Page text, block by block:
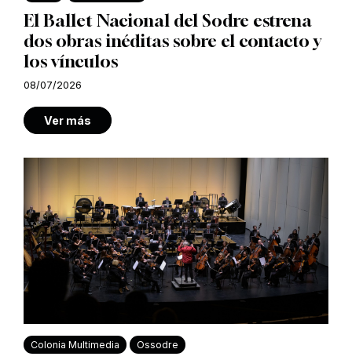
El Ballet Nacional del Sodre estrena
dos obras inéditas sobre el contacto y
los vínculos
08/07/2026
Ver más
Colonia Multimedia Ossodre